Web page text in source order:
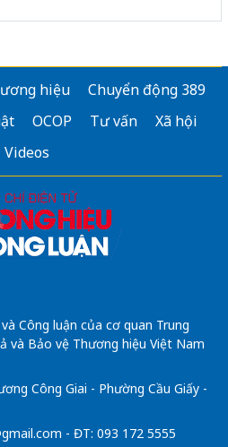
hiệu
Chuyển động 389
OCOP Tư vấn
Xã hội
Videos
Công luận của cơ quan Trung
và Bảo vệ Thương hiệu Việt Nam
Công Giai - Phường Cầu Giấy -
- ĐT: 093 172 5555